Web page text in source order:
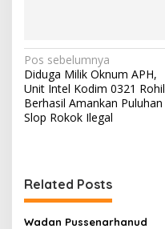
N
a
v
i
a
s
i
Pos sebelumnya
Diduga Milik Oknum APH,
Unit Intel Kodim 0321 Rohil
Berhasil Amankan Puluhan
Slop Rokok Ilegal
Related Posts
Wadan Pussenarhanud